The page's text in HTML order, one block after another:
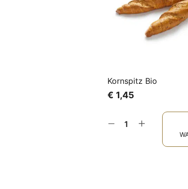
Kornspitz Bio
€ 1,45